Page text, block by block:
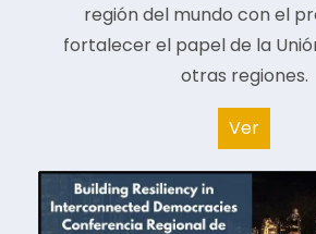
región del mundo con el
fortalecer el papel de la
otras regiones.
Ver